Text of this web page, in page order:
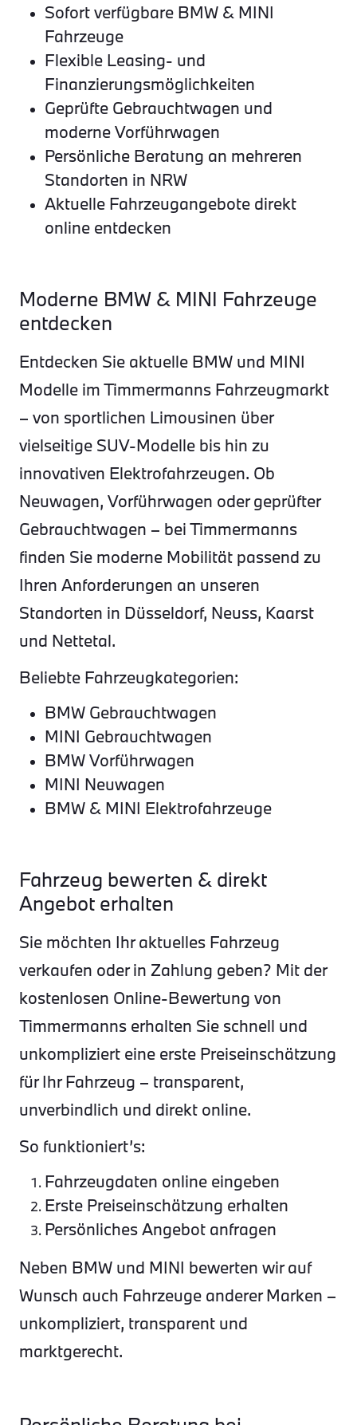
Sofort verfügbare BMW & MINI
Fahrzeuge
Flexible Leasing- und
Finanzierungsmöglichkeiten
Geprüfte Gebrauchtwagen und
moderne Vorführwagen
Persönliche Beratung an mehreren
Standorten in NRW
Aktuelle Fahrzeugangebote direkt
online entdecken
Moderne BMW & MINI Fahrzeuge
entdecken
Entdecken Sie aktuelle BMW und MINI
Modelle im Timmermanns Fahrzeugmarkt
– von sportlichen Limousinen über
vielseitige SUV-Modelle bis hin zu
innovativen Elektrofahrzeugen. Ob
Neuwagen, Vorführwagen oder geprüfter
Gebrauchtwagen – bei Timmermanns
finden Sie moderne Mobilität passend zu
Ihren Anforderungen an unseren
Standorten in Düsseldorf, Neuss, Kaarst
und Nettetal.
Beliebte Fahrzeugkategorien:
BMW Gebrauchtwagen
MINI Gebrauchtwagen
BMW Vorführwagen
MINI Neuwagen
BMW & MINI Elektrofahrzeuge
Fahrzeug bewerten & direkt
Angebot erhalten
Sie möchten Ihr aktuelles Fahrzeug
verkaufen oder in Zahlung geben? Mit der
kostenlosen Online-Bewertung von
Timmermanns erhalten Sie schnell und
unkompliziert eine erste Preiseinschätzung
für Ihr Fahrzeug – transparent,
unverbindlich und direkt online.
So funktioniert’s:
Fahrzeugdaten online eingeben
Erste Preiseinschätzung erhalten
Persönliches Angebot anfragen
Neben BMW und MINI bewerten wir auf
Wunsch auch Fahrzeuge anderer Marken –
unkompliziert, transparent und
marktgerecht.